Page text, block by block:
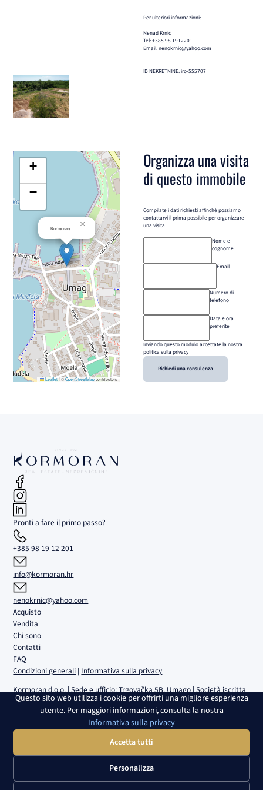
Per ulteriori informazioni:
Nenad Krnić
Tel: +385 98 1912201
Email: nenokrnic@yahoo.com
ID NEKRETNINE: iro-555707
Kormoran ×
+
−
Leaflet |© OpenStreetMapcontributors
Organizza una visita
di questo immobile
Compilate i dati richiesti affinché possiamo
contattarvi il prima possibile per organizzare
una visita
Nome e
cognome
Email
Numero di
telefono
Data e ora
preferite
Inviando questo modulo accettate la nostra
politica sulla privacy
Richiedi una consulenza
Pronti a fare il primo passo?
+385 98 19 12 201
info@kormoran.hr
nenokrnic@yahoo.com
Acquisto
Vendita
Chi sono
Contatti
FAQ
Condizioni generali | Informativa sulla privacy
Kormoran d.o.o. | Sede e ufficio: Trgovačka 5B, Umago | Società iscritta
al Registro delle Imprese del Tribunale commerciale di Fiume n. MBS
040108082 | P.IVA (OIB): 02980639082 | Conto bancario:
HR4224840081100459161, RBA | Capitale sociale: 2.654,46 € |
Direttore: Nenad Krnić | Membro del consiglio di amministrazione:
Copyright © 2025 - 2026 Kormoran – Agenzia immobiliare Umago
Questo sito web utilizza i cookie per offrirti una migliore esperienza
utente. Per maggiori informazioni, consulta la nostra
Informativa sulla privacy
Accetta tutti
Personalizza